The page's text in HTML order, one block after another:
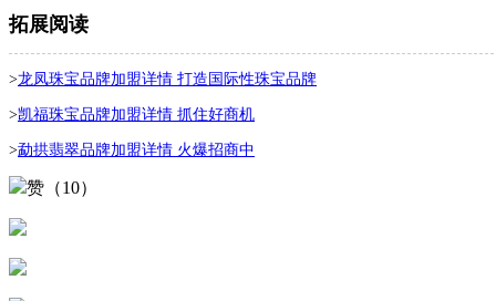
拓展阅读
>龙凤珠宝品牌加盟详情 打造国际性珠宝品牌
>凯福珠宝品牌加盟详情 抓住好商机
>勐拱翡翠品牌加盟详情 火爆招商中
赞（10）